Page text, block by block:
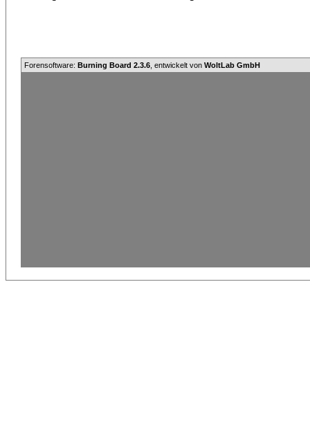
Forensoftware: Burning Board 2.3.6 , entwickelt von WoltLab GmbH